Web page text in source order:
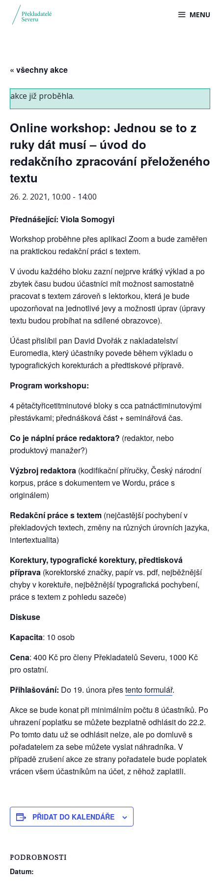
Přeskočit
MENU
« všechny akce
akce již proběhla.
Online workshop: Jednou se to z
ruky dát musí – úvod do
redakčního zpracování přeloženého
textu
26. 2. 2021, 10:00 - 14:00
Přednášející: Viola Somogyi
Workshop proběhne přes aplikaci Zoom a bude zaměřen
na praktickou redakční práci s textem.
V úvodu každého bloku zazní nejprve krátký výklad a po
zbytek času budou účastníci mít možnost samostatně
pracovat s textem zároveň s lektorkou, která je bude
upozorňovat na jednotlivé jevy a možnosti úprav (úpravy
textu budou probíhat na sdílené obrazovce).
Účast přislíbil pan David Dvořák z nakladatelství
Euromedia, který účastníky povede během výkladu o
typografických korekturách a předtiskové přípravě.
Program workshopu:
4 pětačtyřicetitminutové bloky s cca patnáctiminutovými
přestávkami; přednášková část + seminářová čas.
Co je náplní práce redaktora? (redaktor, nebo
produktový manažer?)
Výzbroj redaktora (kodifikační příručky, Český národní
korpus, práce s dokumentem ve Wordu, práce s
originálem)
Redakční práce s textem (nejčastější pochybení v
překladových textech, změny na různých úrovních jazyka,
intertextualita)
Korektury, typografické korektury, předtisková
příprava (korektorské značky, papír vs. pdf, nejběžnější
chyby v korektuře, nejběžnější typografická pochybení,
práce s textem z pohledu sazeče)
Diskuse
Kapacita: 10 osob
Cena: 400 Kč pro členy Překladatelů Severu, 1000 Kč
pro ostatní.
Přihlašování: Do 19. února přestento formulář.
Akce se bude konat při minimálním počtu 8 účastníků. Po
uhrazení poplatku se můžete bezplatně odhlásit do 22.2.
Po tomto datu už se odhlásit nelze, ale po domluvě s
pořadatelem za sebe můžete vyslat náhradníka. V
případě zrušení akce ze strany pořadatele bude poplatek
vrácen všem účastníkům na účet, z něhož zaplatili.
PŘIDAT DO KALENDÁŘE
PODROBNOSTI
Datum: